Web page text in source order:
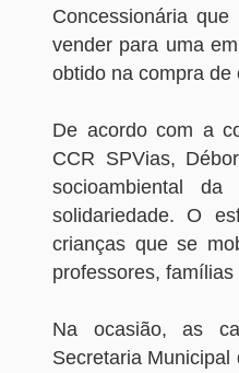
Concessionária
vender para uma
obtido na compra de
De acordo com a
CCR SPVias,
socioambiental
solidariedade. O
crianças que se
professores,
Na ocasião, as
Secretaria